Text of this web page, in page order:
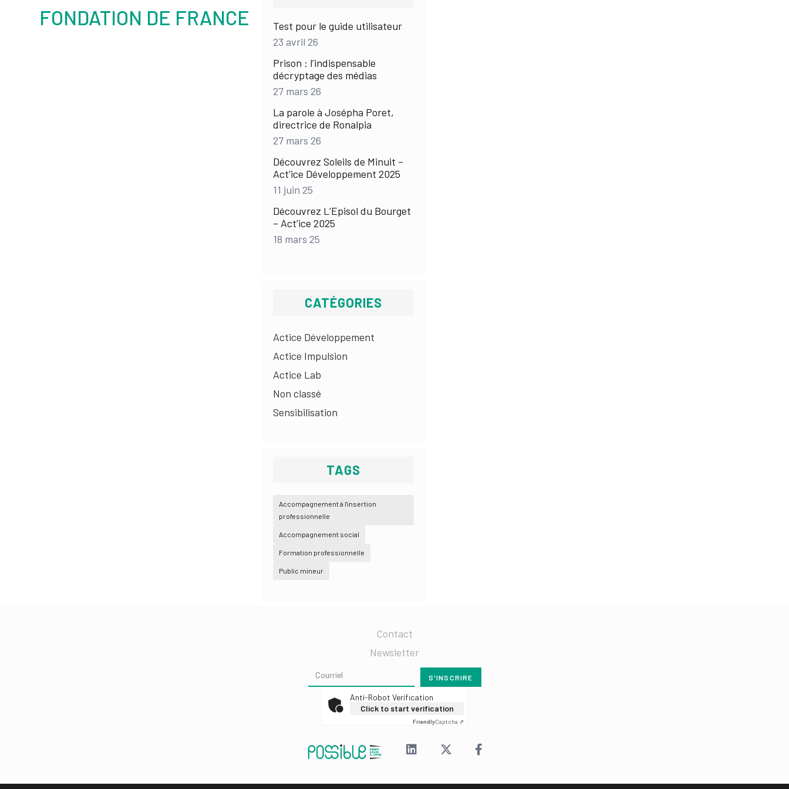
FONDATION DE FRANCE
Test pour le guide utilisateur
23 avril 26
Prison : l’indispensable
décryptage des médias
27 mars 26
La parole à Josépha Poret,
directrice de Ronalpia
27 mars 26
Découvrez Soleils de Minuit –
Act’ice Développement 2025
11 juin 25
Découvrez L’Episol du Bourget
– Act’ice 2025
18 mars 25
CATÉGORIES
Actice Développement
Actice Impulsion
Actice Lab
Non classé
Sensibilisation
TAGS
Accompagnement à l'insertion
professionnelle
Accompagnement social
Formation professionnelle
Public mineur
Contact
Newsletter
Anti-Robot Verification
Click to start verification
FriendlyCaptcha ⇗